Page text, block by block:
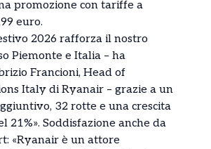
promozione con tariffe a
euro.
2026 rafforza il nostro
Piemonte e Italia – ha
Francioni, Head of
Italy di Ryanair – grazie a un
32 rotte e una crescita
21%». Soddisfazione anche da
«Ryanair è un attore